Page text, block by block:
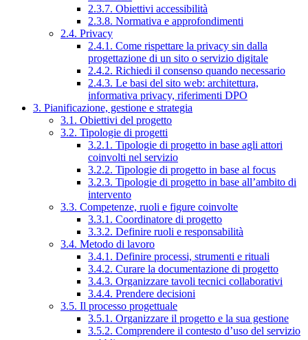
2.3.7. Obiettivi accessibilità
2.3.8. Normativa e approfondimenti
2.4. Privacy
2.4.1. Come rispettare la privacy sin dalla
progettazione di un sito o servizio digitale
2.4.2. Richiedi il consenso quando necessario
2.4.3. Le basi del sito web: architettura,
informativa privacy, riferimenti DPO
3. Pianificazione, gestione e strategia
3.1. Obiettivi del progetto
3.2. Tipologie di progetti
3.2.1. Tipologie di progetto in base agli attori
coinvolti nel servizio
3.2.2. Tipologie di progetto in base al focus
3.2.3. Tipologie di progetto in base all’ambito di
intervento
3.3. Competenze, ruoli e figure coinvolte
3.3.1. Coordinatore di progetto
3.3.2. Definire ruoli e responsabilità
3.4. Metodo di lavoro
3.4.1. Definire processi, strumenti e rituali
3.4.2. Curare la documentazione di progetto
3.4.3. Organizzare tavoli tecnici collaborativi
3.4.4. Prendere decisioni
3.5. Il processo progettuale
3.5.1. Organizzare il progetto e la sua gestione
3.5.2. Comprendere il contesto d’uso del servizio